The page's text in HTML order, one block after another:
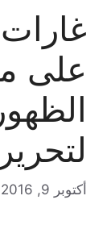
على
أكتوبر 9, 2016